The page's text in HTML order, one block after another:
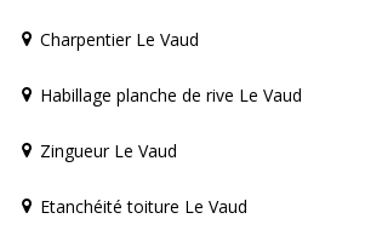
Charpentier Le Vaud
Habillage planche de rive Le Vaud
Zingueur Le Vaud
Etanchéité toiture Le Vaud